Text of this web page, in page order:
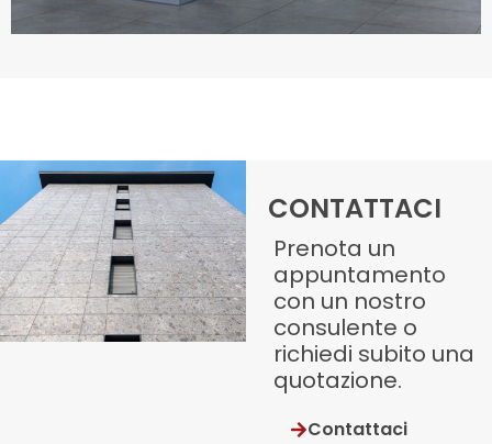
CONTATTACI
Prenota un
appuntamento
con un nostro
consulente o
richiedi subito una
quotazione.
Contattaci